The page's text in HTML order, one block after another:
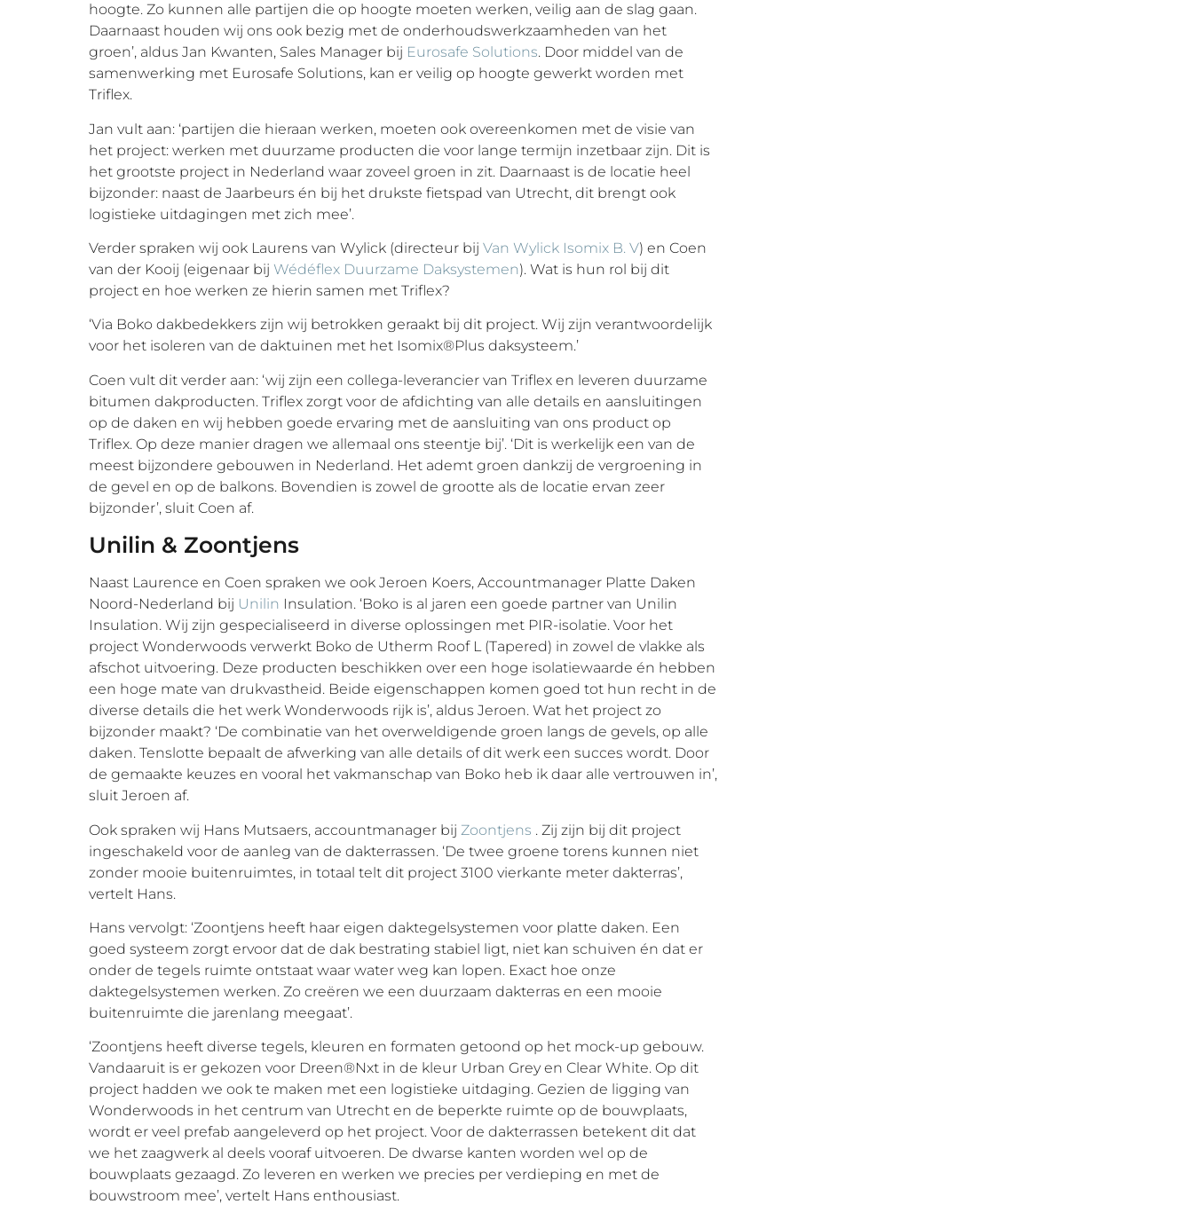
hoogte. Zo kunnen alle partijen die op hoogte moeten werken, veilig aan de slag gaan.
Daarnaast houden wij ons ook bezig met de onderhoudswerkzaamheden van het
groen’, aldus Jan Kwanten, Sales Manager bij Eurosafe Solutions. Door middel van de
samenwerking met Eurosafe Solutions, kan er veilig op hoogte gewerkt worden met
Triflex.
Jan vult aan: ‘partijen die hieraan werken, moeten ook overeenkomen met de visie van
het project: werken met duurzame producten die voor lange termijn inzetbaar zijn. Dit is
het grootste project in Nederland waar zoveel groen in zit. Daarnaast is de locatie heel
bijzonder: naast de Jaarbeurs én bij het drukste fietspad van Utrecht, dit brengt ook
logistieke uitdagingen met zich mee’.
Verder spraken wij ook Laurens van Wylick (directeur bij Van Wylick Isomix B. V) en Coen
van der Kooij (eigenaar bij Wédéflex Duurzame Daksystemen). Wat is hun rol bij dit
project en hoe werken ze hierin samen met Triflex?
‘Via Boko dakbedekkers zijn wij betrokken geraakt bij dit project. Wij zijn verantwoordelijk
voor het isoleren van de daktuinen met het Isomix®Plus daksysteem.’
Coen vult dit verder aan: ‘wij zijn een collega-leverancier van Triflex en leveren duurzame
bitumen dakproducten. Triflex zorgt voor de afdichting van alle details en aansluitingen
op de daken en wij hebben goede ervaring met de aansluiting van ons product op
Triflex. Op deze manier dragen we allemaal ons steentje bij’. ‘Dit is werkelijk een van de
meest bijzondere gebouwen in Nederland. Het ademt groen dankzij de vergroening in
de gevel en op de balkons. Bovendien is zowel de grootte als de locatie ervan zeer
bijzonder’, sluit Coen af.
Unilin & Zoontjens
Naast Laurence en Coen spraken we ook Jeroen Koers, Accountmanager Platte Daken
Noord-Nederland bij Unilin Insulation. ‘Boko is al jaren een goede partner van Unilin
Insulation. Wij zijn gespecialiseerd in diverse oplossingen met PIR-isolatie. Voor het
project Wonderwoods verwerkt Boko de Utherm Roof L (Tapered) in zowel de vlakke als
afschot uitvoering. Deze producten beschikken over een hoge isolatiewaarde én hebben
een hoge mate van drukvastheid. Beide eigenschappen komen goed tot hun recht in de
diverse details die het werk Wonderwoods rijk is’, aldus Jeroen. Wat het project zo
bijzonder maakt? ‘De combinatie van het overweldigende groen langs de gevels, op alle
daken. Tenslotte bepaalt de afwerking van alle details of dit werk een succes wordt. Door
de gemaakte keuzes en vooral het vakmanschap van Boko heb ik daar alle vertrouwen in’,
sluit Jeroen af.
Ook spraken wij Hans Mutsaers, accountmanager bij Zoontjens . Zij zijn bij dit project
ingeschakeld voor de aanleg van de dakterrassen. ‘De twee groene torens kunnen niet
zonder mooie buitenruimtes, in totaal telt dit project 3100 vierkante meter dakterras’,
vertelt Hans.
Hans vervolgt: ‘Zoontjens heeft haar eigen daktegelsystemen voor platte daken. Een
goed systeem zorgt ervoor dat de dak bestrating stabiel ligt, niet kan schuiven én dat er
onder de tegels ruimte ontstaat waar water weg kan lopen. Exact hoe onze
daktegelsystemen werken. Zo creëren we een duurzaam dakterras en een mooie
buitenruimte die jarenlang meegaat’.
‘Zoontjens heeft diverse tegels, kleuren en formaten getoond op het mock-up gebouw.
Vandaaruit is er gekozen voor Dreen®Nxt in de kleur Urban Grey en Clear White. Op dit
project hadden we ook te maken met een logistieke uitdaging. Gezien de ligging van
Wonderwoods in het centrum van Utrecht en de beperkte ruimte op de bouwplaats,
wordt er veel prefab aangeleverd op het project. Voor de dakterrassen betekent dit dat
we het zaagwerk al deels vooraf uitvoeren. De dwarse kanten worden wel op de
bouwplaats gezaagd. Zo leveren en werken we precies per verdieping en met de
bouwstroom mee’, vertelt Hans enthousiast.